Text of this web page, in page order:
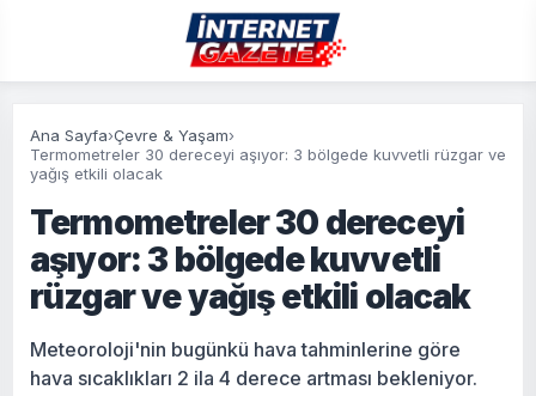
Ana Sayfa›Çevre & Yaşam›
Termometreler 30 dereceyi aşıyor: 3 bölgede kuvvetli rüzgar ve
yağış etkili olacak
Termometreler 30 dereceyi
aşıyor: 3 bölgede kuvvetli
rüzgar ve yağış etkili olacak
Meteoroloji'nin bugünkü hava tahminlerine göre
hava sıcaklıkları 2 ila 4 derece artması bekleniyor.